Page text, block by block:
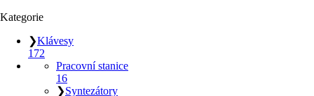
Kategorie
❯Klávesy
172
Pracovní stanice
16
❯Syntezátory